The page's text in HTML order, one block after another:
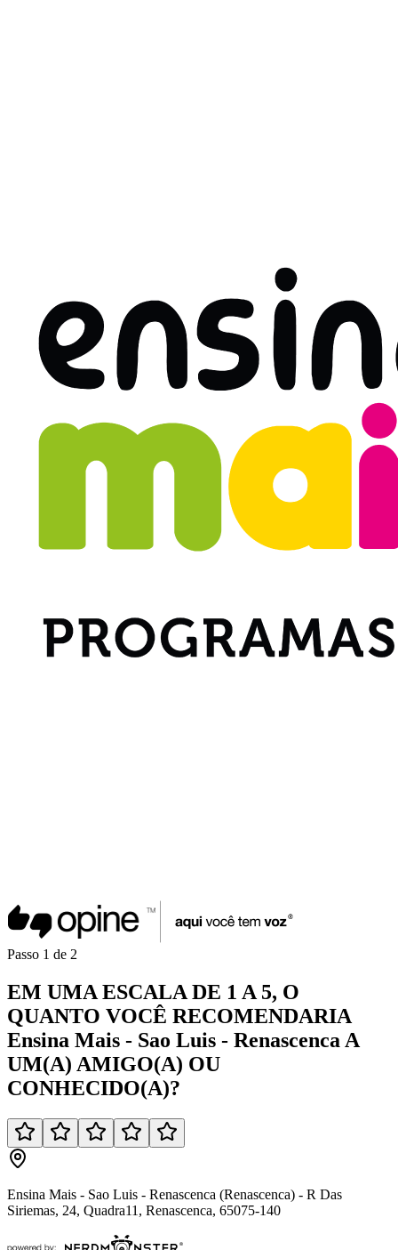
Passo 1 de 2
EM UMA ESCALA DE 1 A 5, O
QUANTO VOCÊ RECOMENDARIA
Ensina Mais - Sao Luis - Renascenca A
UM(A) AMIGO(A) OU
CONHECIDO(A)?
Ensina Mais - Sao Luis - Renascenca (Renascenca) - R Das
Siriemas, 24, Quadra11, Renascenca, 65075-140